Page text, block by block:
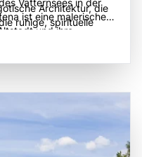
Architektur, die
ruhige, spirituelle
Bann zieht. Ein Besuch
Einfluss auf die
ein kulturelles
Bedeutung
die Klosterkirche
Ziel für
ist eine malerische
und ihre
Die Lage der
und Jönköping